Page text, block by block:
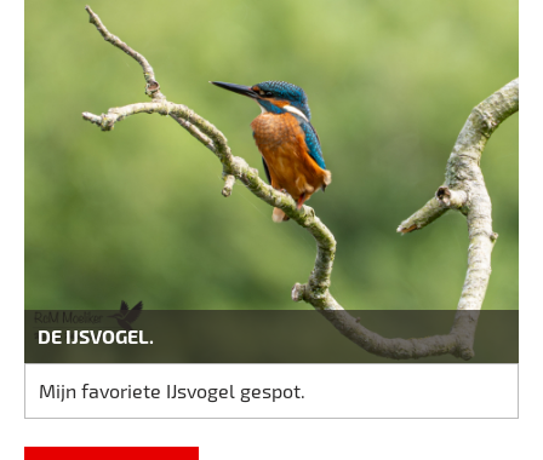
DE IJSVOGEL.
Mijn favoriete IJsvogel gespot.